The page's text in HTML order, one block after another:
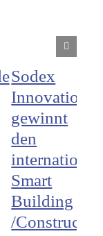
Sodex
Innovations
gewinnt
den
Smart
Building
/